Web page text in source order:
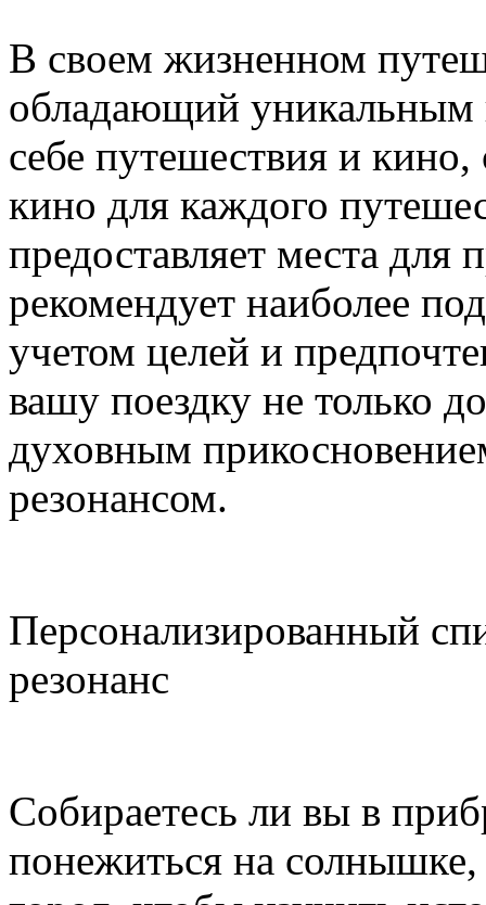
В своем жизненном
обладающий уникальным
себе путешествия и
кино для каждого
предоставляет места
рекомендует наиболее
учетом целей и
вашу поездку не только
духовным
резонансом.
Персонализированный
резонанс
Собираетесь ли вы в
понежиться на